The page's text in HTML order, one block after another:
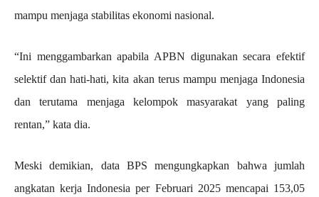
mampu menjaga stabilitas ekonomi nasional.
“Ini menggambarkan apabila APBN digunakan secara efektif
selektif dan hati-hati, kita akan terus mampu menjaga Indonesia
dan terutama menjaga kelompok masyarakat yang paling
rentan,” kata dia.
Meski demikian, data BPS mengungkapkan bahwa jumlah
angkatan kerja Indonesia per Februari 2025 mencapai 153,05